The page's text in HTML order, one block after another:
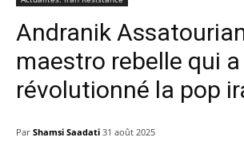
Andranik
maestro rebelle qui a
révolutionné la pop
Par Shamsi Saadati 31 août 2025